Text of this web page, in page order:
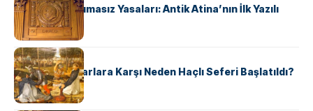
Draco’nun Acımasız Yasaları: Antik Atina’nın İlk Yazılı
Hukuk Kodu
KÜLTÜR
Avrupalı ​​Katharlara Karşı Neden Haçlı Seferi Başlatıldı?